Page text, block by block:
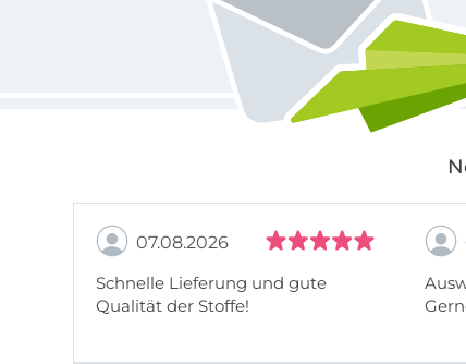
07.08.2026
Schnelle Lieferung und gute
Qualität der Stoffe!